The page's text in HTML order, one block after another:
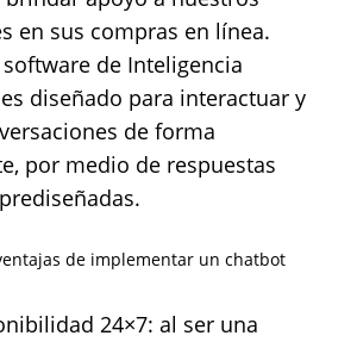
en sus compras en línea.
de Inteligencia
diseñado para interactuar y
de forma
por medio de respuestas
de implementar un chatbot
24×7: al ser una